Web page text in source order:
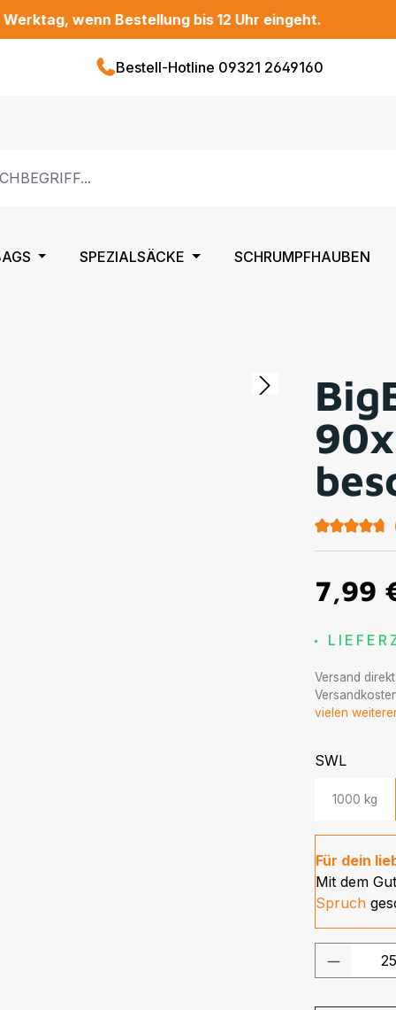
wenn Bestellung bis 12 Uhr eingeht.
Bestell-Hotline 09321 2649160
SPEZIALSÄCKE SCHRUMPFHAUBEN
7,99
Versand
vielen
SWL
1000 kg
Für dein
Mit dem
Spruch